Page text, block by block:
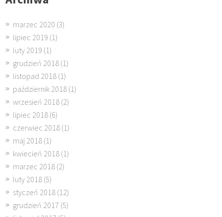
marzec 2020 (3)
lipiec 2019 (1)
luty 2019 (1)
grudzień 2018 (1)
listopad 2018 (1)
październik 2018 (1)
wrzesień 2018 (2)
lipiec 2018 (6)
czerwiec 2018 (1)
maj 2018 (1)
kwiecień 2018 (1)
marzec 2018 (2)
luty 2018 (5)
styczeń 2018 (12)
grudzień 2017 (5)